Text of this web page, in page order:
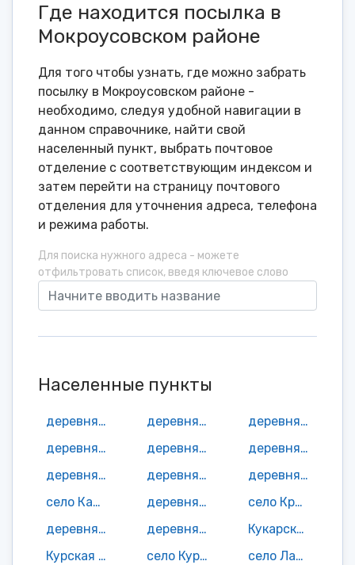
Где находится посылка в
Мокроусовском районе
Для того чтобы узнать, где можно забрать
посылку в Мокроусовском районе -
необходимо, следуя удобной навигации в
данном справочнике, найти свой
населенный пункт, выбрать почтовое
отделение с соответствующим индексом и
затем перейти на страницу почтового
отделения для уточнения адреса, телефона
и режима работы.
Для поиска нужного адреса - можете
отфильтровать список, введя ключевое слово
Населенные пункты
деревня Большое Каменное деревня Большое Песьяное
деревня Большое Щучье
деревня Воскресенка
деревня Денисово
деревня Дмитриевка
деревня Еремино
деревня Жиляковка
деревня Каракуль
село Карпунино
деревня Кокорево
село Крепость
деревня Круглое
деревня Круглое
Кукарская деревня
Курская деревня
село Куртан
село Лапушки